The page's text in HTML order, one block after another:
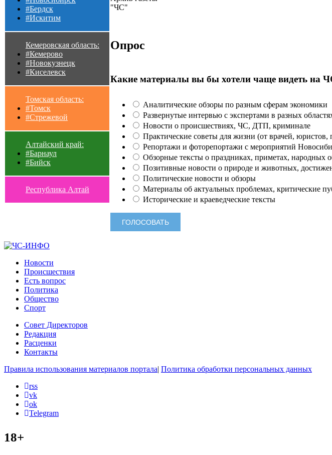
#Бердск
#Искитим
Кемеровская область:
#Кемерово
#Новокузнецк
#Киселевск
Томская область:
#Томск
#Стрежевой
Алтайский край:
#Барнаул
#Бийск
Республика Алтай
"ЧС"
Опрос
Какие материалы вы бы хотели чаще видеть
Аналитические обзоры по разным сферам экономики
Развернутые интервью с экспертами в разных
Новости о происшествиях, ЧС, ДТП, криминале
Практические советы для жизни (от врачей, юристов,
Репортажи и фоторепортажи с мероприятий
Обзорные тексты о праздниках, приметах, народных
Позитивные новости о природе и животных,
Политические новости и обзоры
Материалы об актуальных проблемах, критические
Исторические и краеведческие тексты
Новости
Происшествия
Есть вопрос
Политика
Общество
Спорт
Совет Директоров
Редакция
Расценки
Контакты
Правила использования материалов портала| Политика обработки персональных данных
rss
vk
ok
Telegram
18+